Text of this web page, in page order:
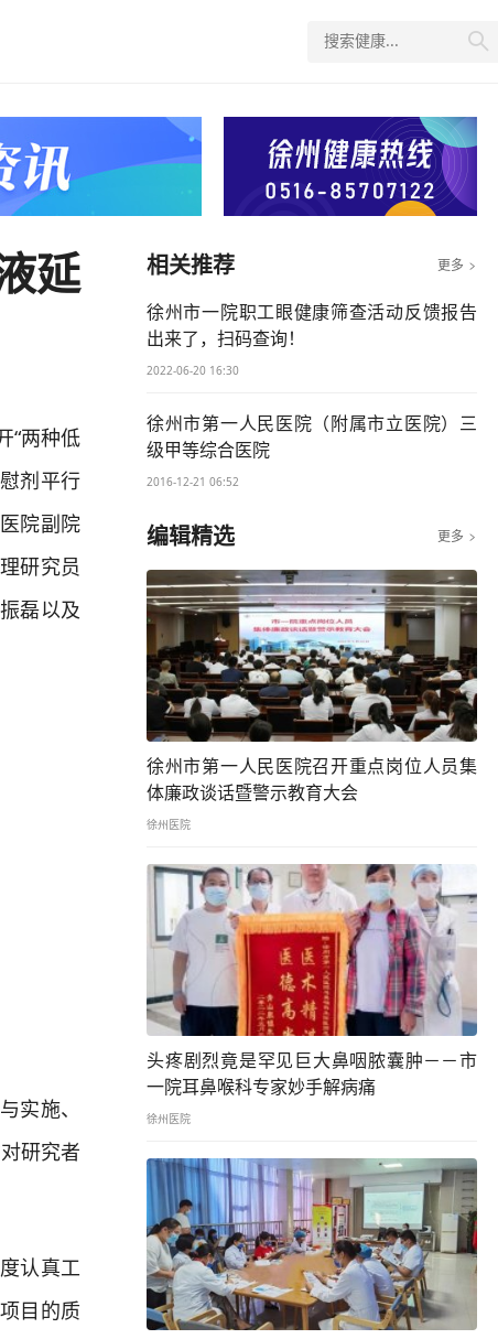

延
“两种低
剂平行
院副院
研究员
磊以及
实施、
研究者
认真工
目的质
相关推荐 更多 
徐州市一院职工眼健康筛查活动反馈报告
出来了，扫码查询！
2022-06-20 16:30
徐州市第一人民医院（附属市立医院）三
级甲等综合医院
2016-12-21 06:52
编辑精选 更多 
徐州市第一人民医院召开重点岗位人员集
体廉政谈话暨警示教育大会
徐州医院
头疼剧烈竟是罕见巨大鼻咽脓囊肿－－市
一院耳鼻喉科专家妙手解病痛
徐州医院